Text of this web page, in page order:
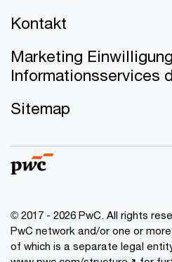
Kontakt
Marketing
Informationsservices
Sitemap
© 2017 - 2026 PwC. All rights
PwC network and/or one or
of which is a separate legal